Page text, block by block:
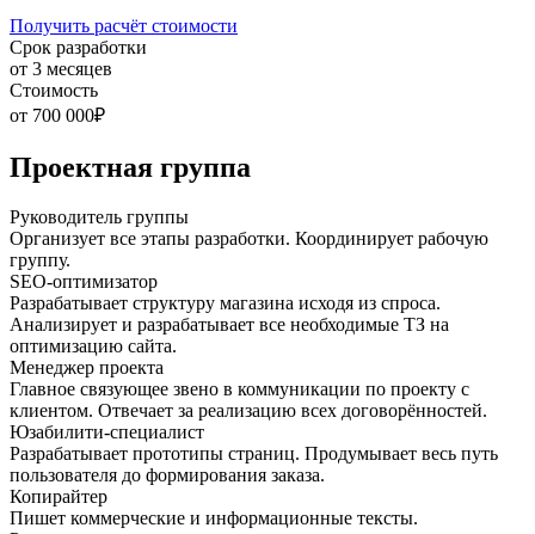
Получить расчёт стоимости
Срок разработки
от 3 месяцев
Стоимость
от 700 000₽
Проектная группа
Руководитель группы
Организует все этапы разработки. Координирует рабочую
группу.
SEO-оптимизатор
Разрабатывает структуру магазина исходя из спроса.
Анализирует и разрабатывает все необходимые ТЗ на
оптимизацию сайта.
Менеджер проекта
Главное связующее звено в коммуникации по проекту с
клиентом. Отвечает за реализацию всех договорённостей.
Юзабилити-специалист
Разрабатывает прототипы страниц. Продумывает весь путь
пользователя до формирования заказа.
Копирайтер
Пишет коммерческие и информационные тексты.